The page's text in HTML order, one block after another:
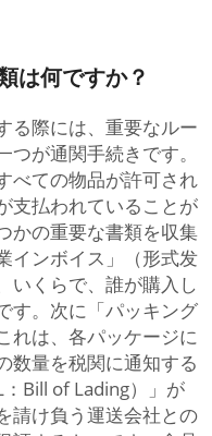
は何ですか？
る際には、重要なルー
が通関手続きです。
べての物品が許可され
支払われていることが
かの重要な書類を収集
インボイス」（形式发
いくらで、誰が購入し
す。次に「パッキング
れは、各パッケージに
数量を税関に通知する
Bill of Lading）」が
請け負う運送会社との